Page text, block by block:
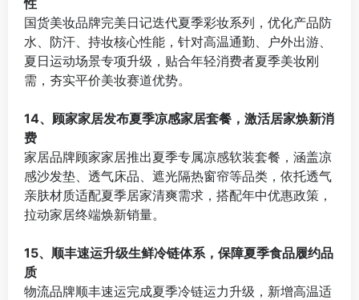
性
国货美妆品牌完美日记迭代夏季彩妆系列，优化产品防
水、防汗、持妆核心性能，针对高温通勤、户外出游、
夏日运动场景专项升级，贴合年轻消费者夏季美妆刚
需，夯实平价美妆赛道优势。
14、顾家家居发布夏季凉感家居套餐，激活居家焕新消
费
家居品牌顾家家居推出夏季专属凉感软装套餐，涵盖凉
感沙发垫、透气床品、遮光隔热窗帘等品类，依托透气
亲肤材质适配夏季居家清爽需求，搭配年中优惠政策，
拉动家居终端焕新销量。
15、顺丰速运升级生鲜冷链体系，保障夏季食品履约品
质
物流品牌顺丰速运完成夏季冷链运力升级，新增高温适